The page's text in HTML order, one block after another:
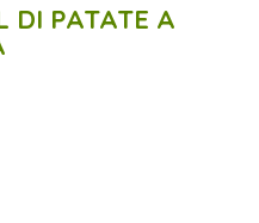
DI PATATE A